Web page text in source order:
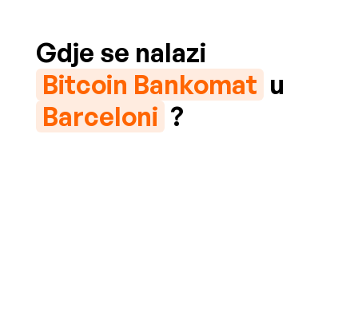
Gdje se nalazi
Bitcoin Bankomat u
Barceloni ?